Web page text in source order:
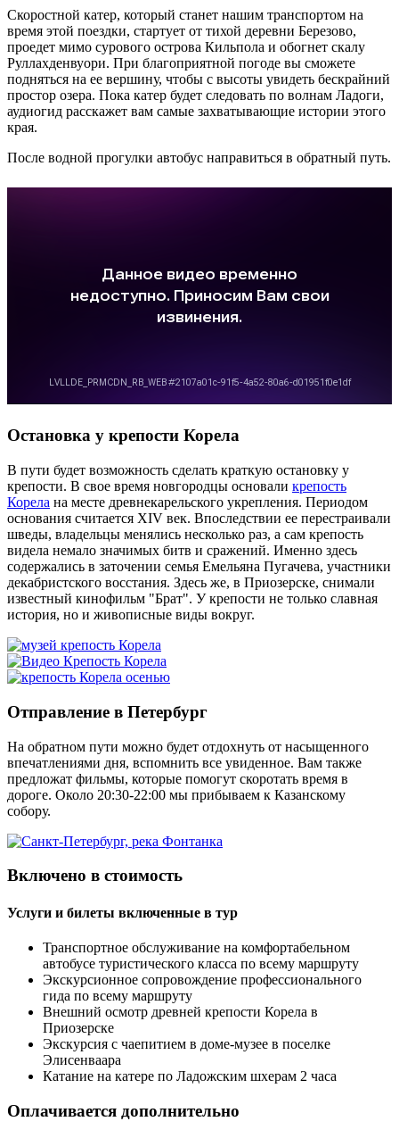
Скоростной катер, который станет нашим транспортом на
время этой поездки, стартует от тихой деревни Березово,
проедет мимо сурового острова Кильпола и обогнет скалу
Руллахденвуори. При благоприятной погоде вы сможете
подняться на ее вершину, чтобы с высоты увидеть бескрайний
простор озера. Пока катер будет следовать по волнам Ладоги,
аудиогид расскажет вам самые захватывающие истории этого
края.
После водной прогулки автобус направиться в обратный путь.
Остановка у крепости Корела
В пути будет возможность сделать краткую остановку у
крепости. В свое время новгородцы основали крепость
Корела на месте древнекарельского укрепления. Периодом
основания считается XIV век. Впоследствии ее перестраивали
шведы, владельцы менялись несколько раз, а сам крепость
видела немало значимых битв и сражений. Именно здесь
содержались в заточении семья Емельяна Пугачева, участники
декабристского восстания. Здесь же, в Приозерске, снимали
известный кинофильм "Брат". У крепости не только славная
история, но и живописные виды вокруг.
Отправление в Петербург
На обратном пути можно будет отдохнуть от насыщенного
впечатлениями дня, вспомнить все увиденное. Вам также
предложат фильмы, которые помогут скоротать время в
дороге. Около 20:30-22:00 мы прибываем к Казанскому
собору.
Включено в стоимость
Услуги и билеты включенные в тур
Транспортное обслуживание на комфортабельном
автобусе туристического класса по всему маршруту
Экскурсионное сопровождение профессионального
гида по всему маршруту
Внешний осмотр древней крепости Корела в
Приозерске
Экскурсия с чаепитием в доме-музее в поселке
Элисенваара
Катание на катере по Ладожским шхерам 2 часа
Оплачивается дополнительно